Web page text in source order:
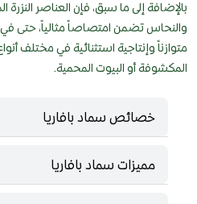
بالإضافة إلى ما سبق، فإن العناصر النزرة
والنحاس تضمن امتصاصاً مثالياً، حتى في
متوازناً وإنتاجية استثنائية في مختلف
المكشوفة أو البيوت المحمية.
خصائص سماد بافاريا
مميزات سماد بافاريا